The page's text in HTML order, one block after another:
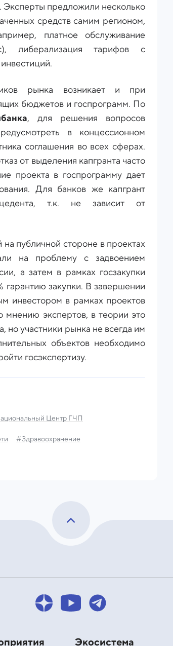
Эксперты предложили несколько
средств самим регионом,
платное обслуживание
либерализация тарифов с
рынка возникает и при
бюджетов и госпрограмм. По
, для решения вопросов
в концессионном
соглашения во всех сферах.
от выделения капгранта часто
проекта в госпрограмму дает
Для банков же капгрант
т.к. не зависит от
публичной стороне в проектах
на проблему с задвоением
а затем в рамках госзакупки
гарантию закупки. В завершении
инвестором в рамках проектов
экспертов, в теории это
но участники рынка не всегда им
объектов необходимо
госэкспертизу.
Центр ГЧП
#Здравоохранение
Экосистема